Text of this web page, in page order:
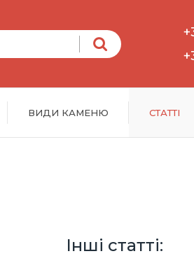
Пошук
ВИДИ КАМЕНЮ СТАТТІ
Інші статті: